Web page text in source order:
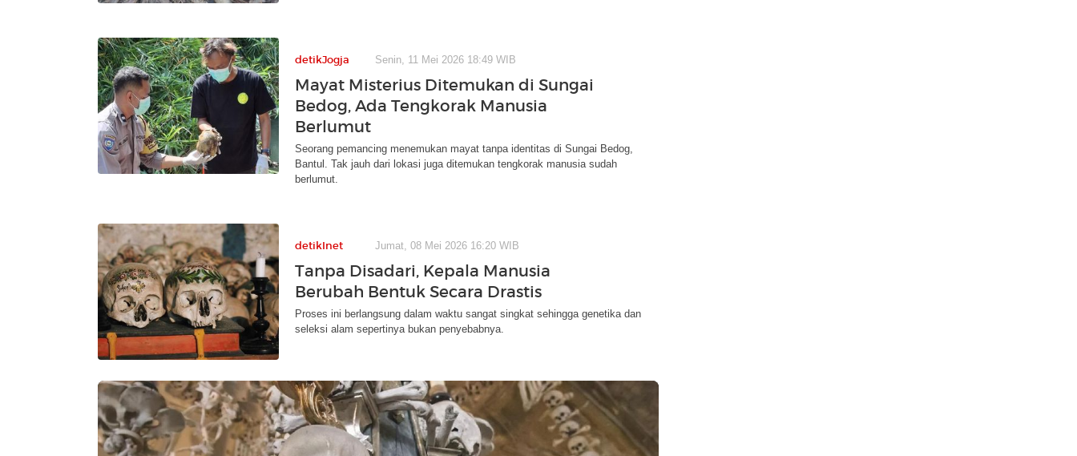
detikJogja Senin, 11 Mei 2026 18:49 WIB
Mayat Misterius Ditemukan di Sungai
Bedog, Ada Tengkorak Manusia
Berlumut
Seorang pemancing menemukan mayat tanpa identitas di Sungai Bedog,
Bantul. Tak jauh dari lokasi juga ditemukan tengkorak manusia sudah
berlumut.
detikInet Jumat, 08 Mei 2026 16:20 WIB
Tanpa Disadari, Kepala Manusia
Berubah Bentuk Secara Drastis
Proses ini berlangsung dalam waktu sangat singkat sehingga genetika dan
seleksi alam sepertinya bukan penyebabnya.